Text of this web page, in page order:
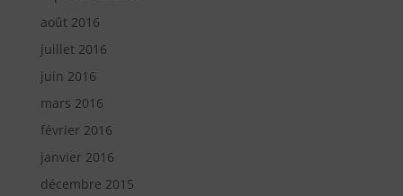
août 2016
juillet 2016
juin 2016
mars 2016
février 2016
janvier 2016
décembre 2015